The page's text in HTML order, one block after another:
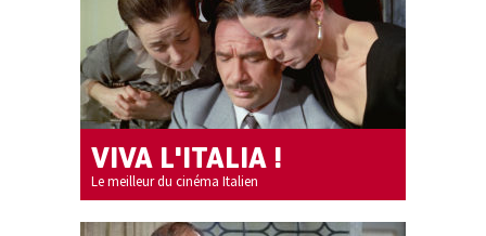
VIVA L'ITALIA !
Le meilleur du cinéma Italien